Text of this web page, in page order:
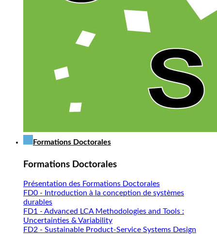
Formations Doctorales
Formations Doctorales
Présentation des Formations Doctorales
FD0 - Introduction à la conception de systèmes
durables
FD1 - Advanced LCA Methodologies and Tools :
Uncertainties & Variability
FD2 - Sustainable Product-Service Systems Design